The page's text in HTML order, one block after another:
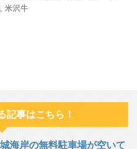
米沢牛
記事はこちら！
城海岸の無料駐車場が空いて